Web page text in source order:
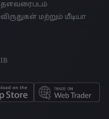
தளவரைபடம்
விருதுகள் மற்றும் மீடியா
IB